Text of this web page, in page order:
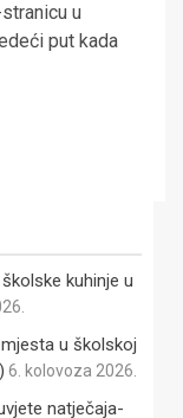
u
put kada
kuhinje u
u školskoj
6. kolovoza 2026.
natječaja-